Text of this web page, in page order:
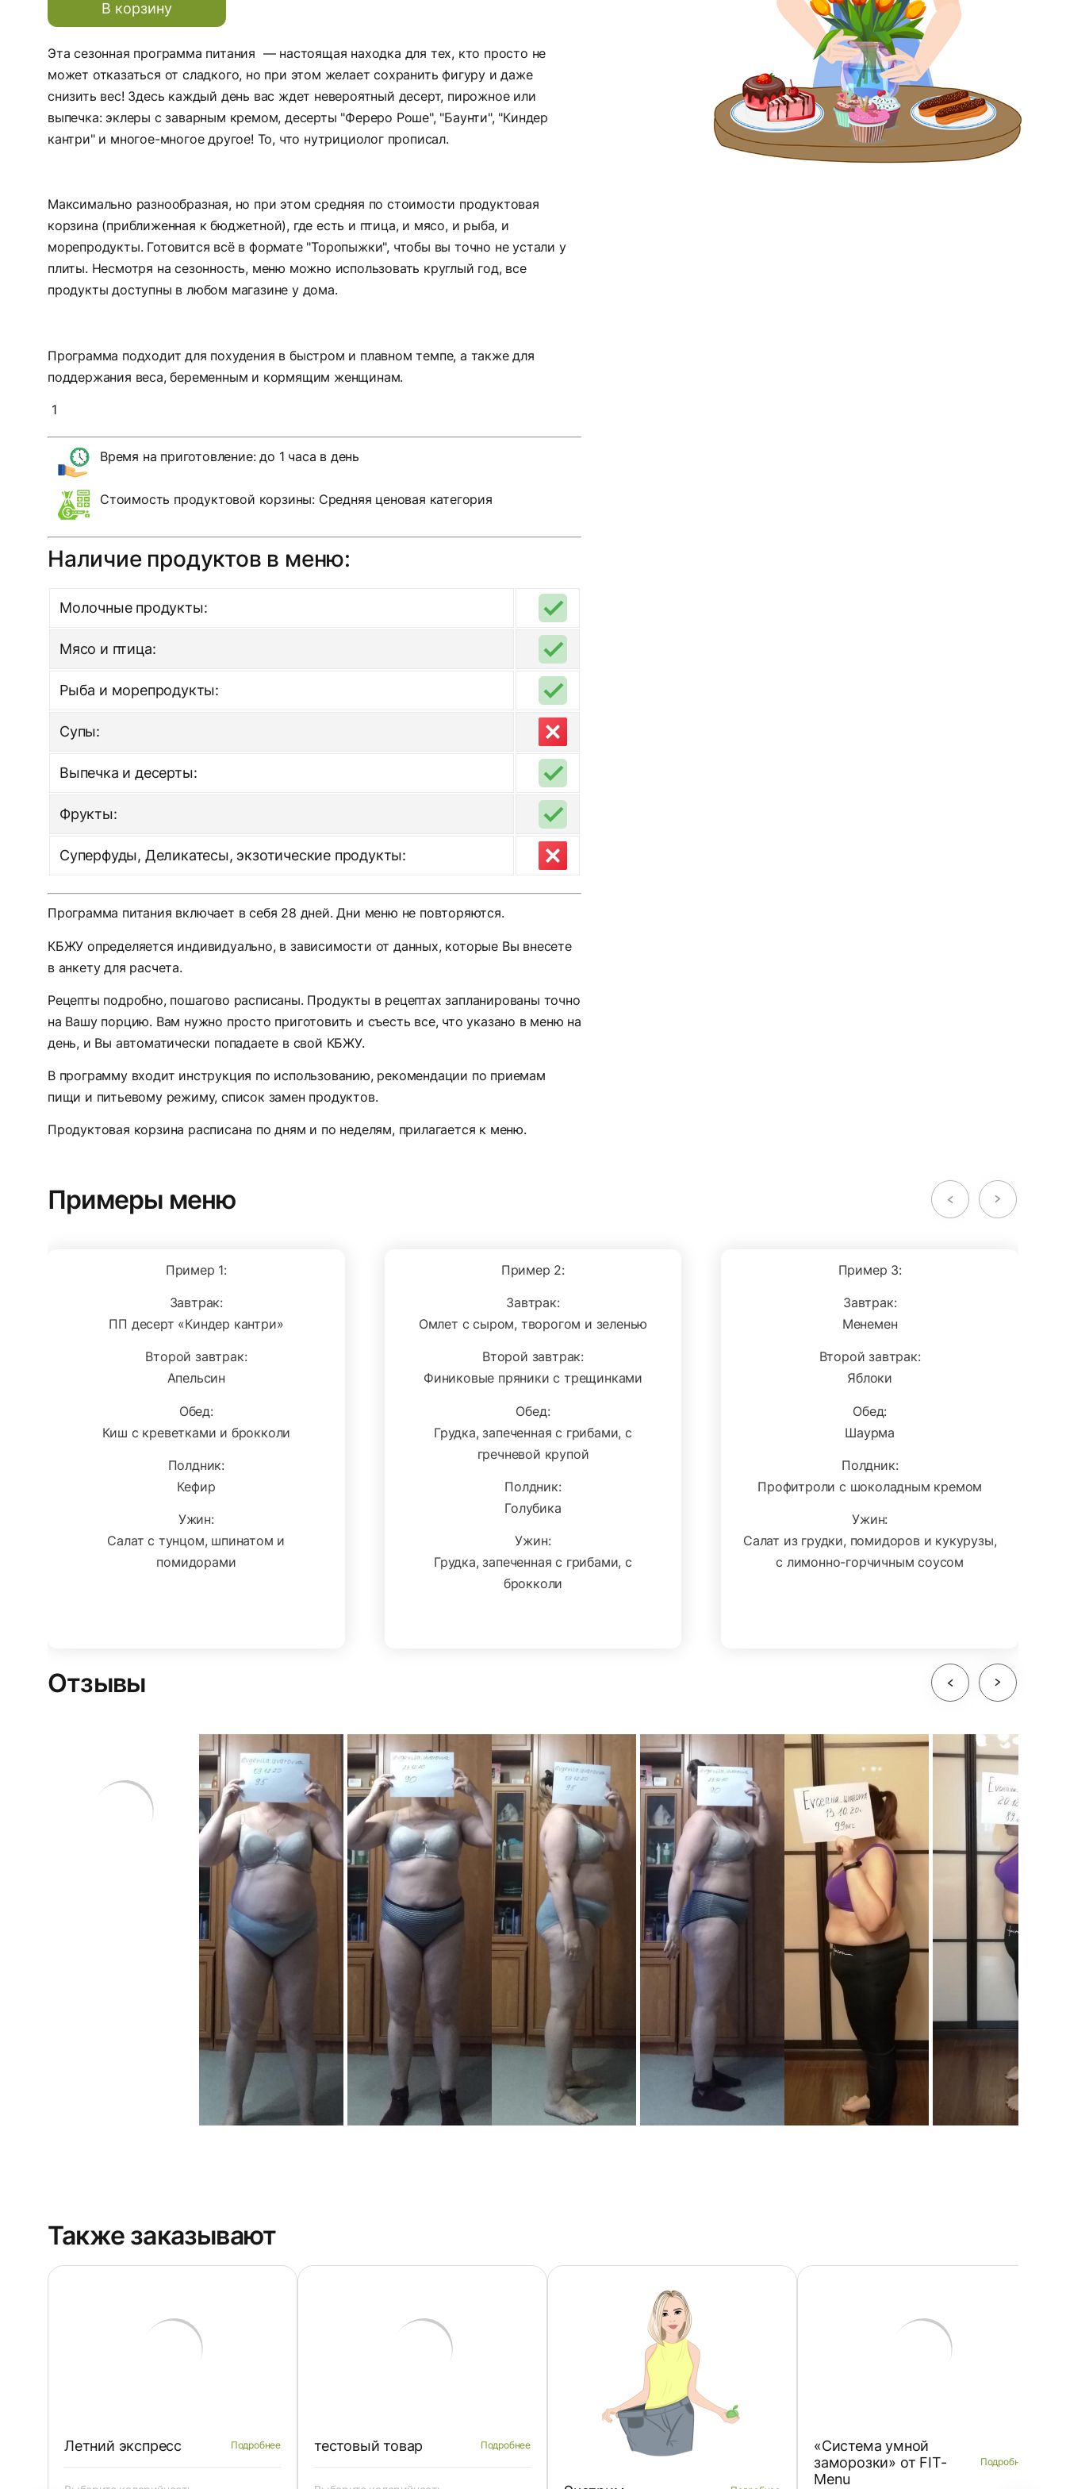
В корзину
Эта сезонная программа питания — настоящая находка для тех, кто просто не
может отказаться от сладкого, но при этом желает сохранить фигуру и даже
снизить вес! Здесь каждый день вас ждет невероятный десерт, пирожное или
выпечка: эклеры с заварным кремом, десерты "Фереро Роше", "Баунти", "Киндер
кантри" и многое-многое другое! То, что нутрициолог прописал.
Максимально разнообразная, но при этом средняя по стоимости продуктовая
корзина (приближенная к бюджетной), где есть и птица, и мясо, и рыба, и
морепродукты. Готовится всё в формате "Торопыжки", чтобы вы точно не устали у
плиты. Несмотря на сезонность, меню можно использовать круглый год, все
продукты доступны в любом магазине у дома.
Программа подходит для похудения в быстром и плавном темпе, а также для
поддержания веса, беременным и кормящим женщинам.
1
Время на приготовление: до 1 часа в день
Стоимость продуктовой корзины: Средняя ценовая категория
Наличие продуктов в меню:
Молочные продукты:
Мясо и птица:
Рыба и морепродукты:
Супы:
Выпечка и десерты:
Фрукты:
Суперфуды, Деликатесы, экзотические продукты:
Программа питания включает в себя 28 дней. Дни меню не повторяются.
КБЖУ определяется индивидуально, в зависимости от данных, которые Вы внесете
в анкету для расчета.
Рецепты подробно, пошагово расписаны. Продукты в рецептах запланированы точно
на Вашу порцию. Вам нужно просто приготовить и съесть все, что указано в меню на
день, и Вы автоматически попадаете в свой КБЖУ.
В программу входит инструкция по использованию, рекомендации по приемам
пищи и питьевому режиму, список замен продуктов.
Продуктовая корзина расписана по дням и по неделям, прилагается к меню.
Примеры меню
Пример 1:
Завтрак:
ПП десерт «Киндер кантри»
Второй завтрак:
Апельсин
Обед:
Киш с креветками и брокколи
Полдник:
Кефир
Ужин:
Салат с тунцом, шпинатом и
помидорами
Пример 2:
Завтрак:
Омлет с сыром, творогом и зеленью
Второй завтрак:
Финиковые пряники с трещинками
Обед:
Грудка, запеченная с грибами, с
гречневой крупой
Полдник:
Голубика
Ужин:
Грудка, запеченная с грибами, с
брокколи
Пример 3:
Завтрак:
Менемен
Второй завтрак:
Яблоки
Обед:
Шаурма
Полдник:
Профитроли с шоколадным кремом
Ужин:
Салат из грудки, помидоров и кукурузы,
с лимонно-горчичным соусом
Отзывы
Также заказывают
Летний экспресс Подробнее тестовый товар Подробнее
«Система умной
заморозки» от FIT-
Menu
Подробнее